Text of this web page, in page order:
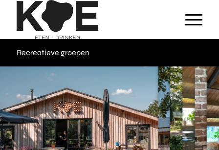
Recreatieve groepen